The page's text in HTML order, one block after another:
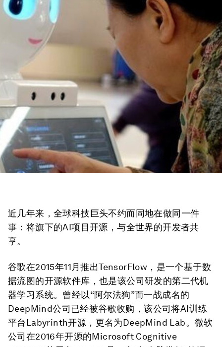
近几年来，全球科技巨头不约而同地在做同一件
事：将旗下的AI项目开源，与全世界的开发者共
享。
谷歌在2015年11月推出TensorFlow，是一个基于数
据流图的开源软件库，也是该公司研发的第二代机
器学习系统。曾经以“阿尔法狗”而一战成名的
DeepMind公司已经被谷歌收购，该公司将AI训练
平台Labyrinth开源，更名为DeepMind Lab。微软
公司在2016年开源的Microsoft Cognitive